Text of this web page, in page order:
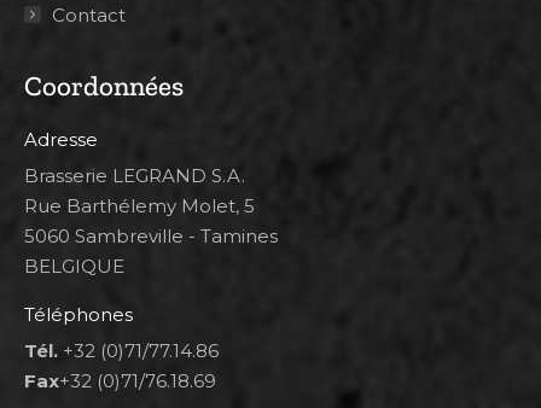
Contact
Coordonnées
Adresse
Brasserie LEGRAND S.A.
Rue Barthélemy Molet, 5
5060 Sambreville - Tamines
BELGIQUE
Téléphones
Tél. +32 (0)71/77.14.86
Fax+32 (0)71/76.18.69